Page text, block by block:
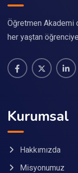
Öğretmen Akademi
her yaştan
Kurumsal
Hakkımızda
Misyonumuz